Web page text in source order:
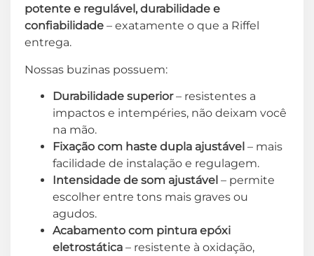
potente e regulável, durabilidade e
confiabilidade – exatamente o que a Riffel
entrega.
Nossas buzinas possuem:
Durabilidade superior– resistentes a
impactos e intempéries, não deixam você
na mão.
Fixação com haste dupla ajustável – mais
facilidade de instalação e regulagem.
Intensidade de som ajustável – permite
escolher entre tons mais graves ou
agudos.
Acabamento com pintura epóxi
eletrostática – resistente à oxidação,